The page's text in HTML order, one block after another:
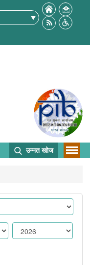
उन्नत खोज